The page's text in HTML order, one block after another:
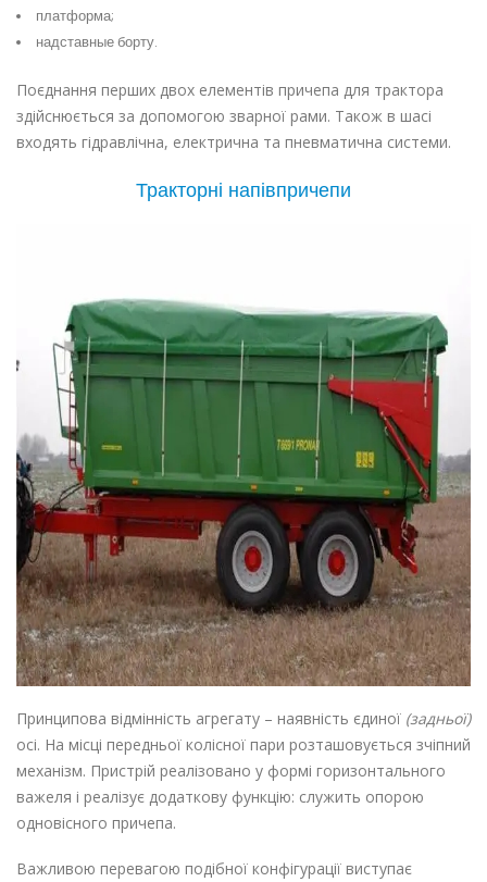
платформа;
надставные борту.
Поєднання перших двох елементів причепа для трактора
здійснюється за допомогою зварної рами. Також в шасі
входять гідравлічна, електрична та пневматична системи.
Тракторні напівпричепи
Принципова відмінність агрегату – наявність єдиної (задньої)
осі. На місці передньої колісної пари розташовується зчіпний
механізм. Пристрій реалізовано у формі горизонтального
важеля і реалізує додаткову функцію: служить опорою
одновісного причепа.
Важливою перевагою подібної конфігурації виступає